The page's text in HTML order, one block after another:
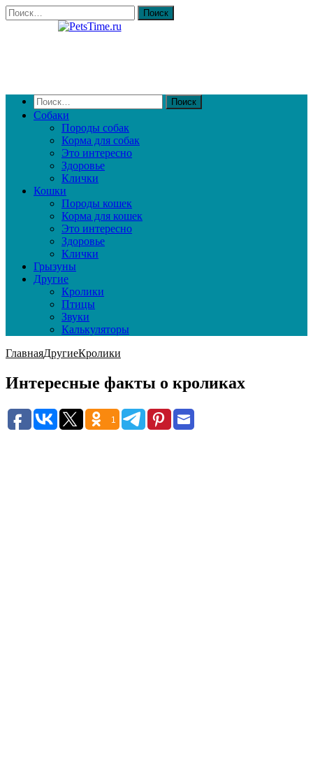
Собаки
Породы собак
Корма для собак
Это интересно
Здоровье
Клички
Кошки
Породы кошек
Корма для кошек
Это интересно
Здоровье
Клички
Грызуны
Другие
Кролики
Птицы
Звуки
Калькуляторы
ГлавнаяДругиеКролики
Интересные факты о кроликах
1